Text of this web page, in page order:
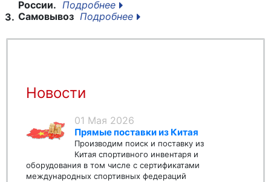
России. Подробнее
3. Самовывоз Подробнее
Новости
01 Мая 2026
Прямые поставки из Китая
Производим поиск и поставку из
Китая спортивного инвентаря и
оборудования в том числе с сертификатами
международных спортивных федераций